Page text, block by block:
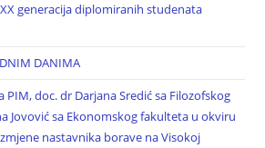
generacija diplomiranih studenata
DANIMA
doc. dr Darjana Sredić sa Filozofskog
Jovović sa Ekonomskog fakulteta u okviru
nastavnika borave na Visokoj